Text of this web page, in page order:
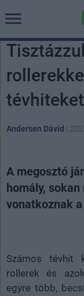
Andersen Dávid |
A megosztó
homály,
vonatkoznak
Számos tévhit
rollerek és
egyre több,